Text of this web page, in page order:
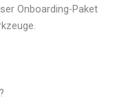
Onboarding-Paket